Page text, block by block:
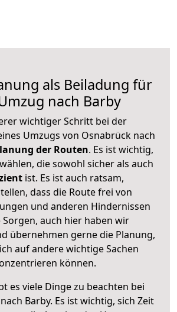
als Beiladung für
nach Barby
wichtiger Schritt bei der
Umzugs von Osnabrück nach
der Routen. Es ist wichtig,
die sowohl sicher als auch
ist. Es ist auch ratsam,
dass die Route frei von
und anderen Hindernissen
Sorgen, auch hier haben wir
übernehmen gerne die Planung,
auf andere wichtige Sachen
können.
es viele Dinge zu beachten bei
Barby. Es ist wichtig, sich Zeit